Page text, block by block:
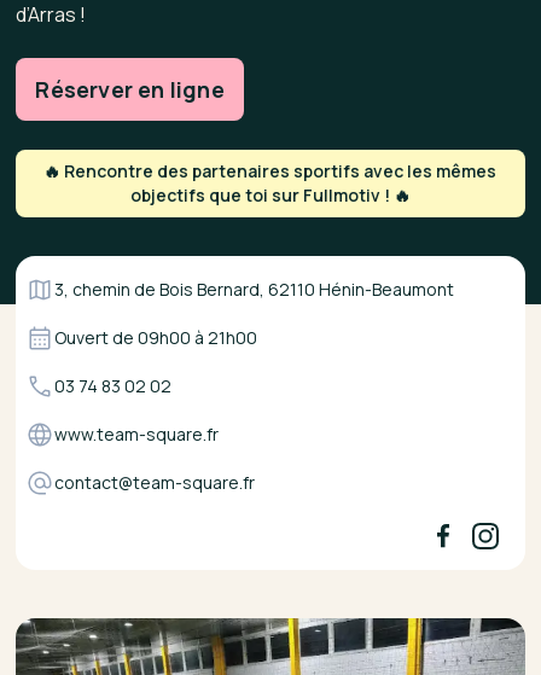
d’Arras !
Réserver en ligne
🔥 Rencontre des partenaires sportifs avec les mêmes
objectifs que toi sur Fullmotiv ! 🔥
3, chemin de Bois Bernard, 62110 Hénin-Beaumont
Ouvert de09h00 à21h00
03 74 83 02 02
www.team-square.fr
contact@team-square.fr